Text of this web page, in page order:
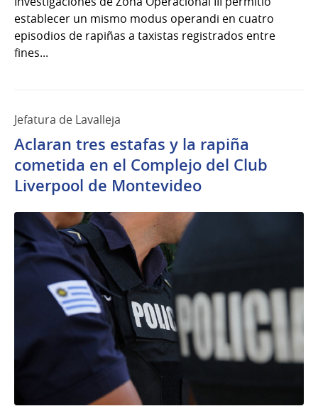
establecer un mismo modus operandi en cuatro
episodios de rapiñas a taxistas registrados entre
fines...
Jefatura de Lavalleja
Aclaran tres estafas y la rapiña
cometida en el Complejo del Club
Liverpool de Montevideo